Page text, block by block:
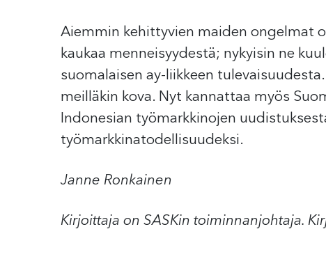
Aiemmin kehittyvien maiden ongelmat
kaukaa menneisyydestä; nykyisin ne
suomalaisen ay-liikkeen
meilläkin kova. Nyt kannattaa myös
Indonesian työmarkkinojen
työmarkkinatodellisuudeksi.
Janne Ronkainen
Kirjoittaja on SASKin toiminnanjohtaja.